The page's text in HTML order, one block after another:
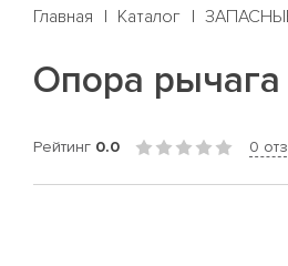
Главная Каталог
Опора
Рейтинг 0.0 0